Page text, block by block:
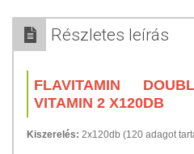
Részletes leírás
FLAVITAMIN
VITAMIN 2 X120DB
Kiszerelés: 2x120db (120 adagot